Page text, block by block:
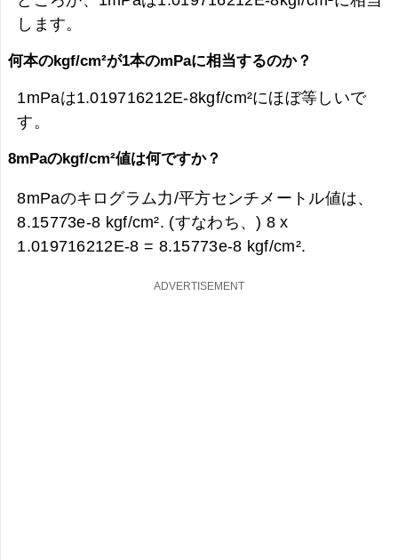
します。
何本のkgf/cm²が1本のmPaに相当するのか？
1mPaは1.019716212E-8kgf/cm²にほぼ等しいで
す。
8mPaのkgf/cm²値は何ですか？
8mPaのキログラム力/平方センチメートル値は、
8.15773e-8 kgf/cm². (すなわち、) 8 x
1.019716212E-8 = 8.15773e-8 kgf/cm².